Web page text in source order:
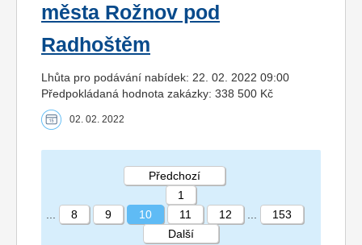
města Rožnov pod
Radhoštěm
Lhůta pro podávání nabídek: 22. 02. 2022 09:00
Předpokládaná hodnota zakázky: 338 500 Kč
02. 02. 2022
STRÁNKA 10 153
Předchozí
1
8 9 10 11 12
153
Další